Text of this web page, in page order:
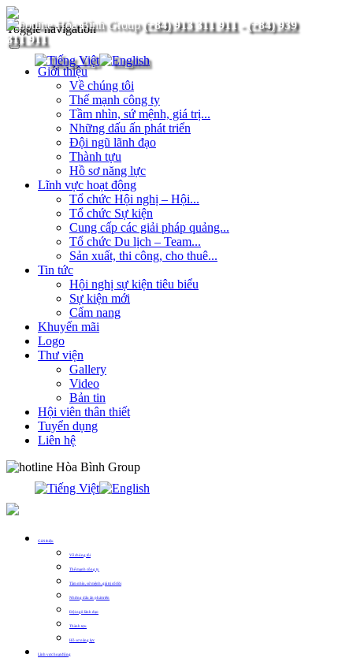
(+84) 913 311 911- (+84) 939
311 911
Toggle navigation
Giới thiệu
Về chúng tôi
Thế mạnh công ty
Tầm nhìn, sứ mệnh, giá trị...
Những dấu ấn phát triển
Đội ngũ lãnh đạo
Thành tựu
Hồ sơ năng lực
Lĩnh vực hoạt động
Tổ chức Hội nghị – Hội...
Tổ chức Sự kiện
Cung cấp các giải pháp quảng...
Tổ chức Du lịch – Team...
Sản xuất, thi công, cho thuê...
Tin tức
Hội nghị sự kiện tiêu biểu
Sự kiện mới
Cẩm nang
Khuyến mãi
Logo
Thư viện
Gallery
Video
Bản tin
Hội viên thân thiết
Tuyển dụng
Liên hệ
Giới thiệu
Về chúng tôi
Thế mạnh công ty
Tầm nhìn, sứ mệnh, giá trị cốt lõi
Những dấu ấn phát triển
Đội ngũ lãnh đạo
Thành tựu
Hồ sơ năng lực
Lĩnh vực hoạt động